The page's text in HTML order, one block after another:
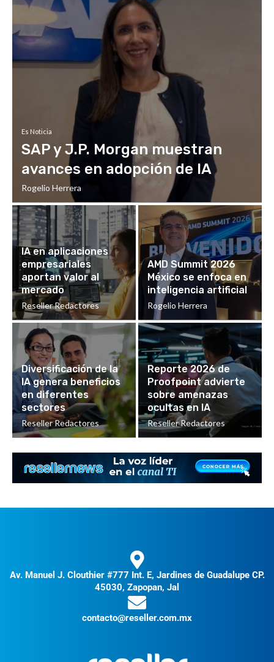
Es Noticia
SAP y J.P. Morgan muestran
avances en adopción de IA
Rogelio Herrera
IA en aplicaciones
empresariales
aportan valor al
mercado
Reseller Redactores
AMD Summit 2026
México se enfoca en
inteligencia artificial
Rogelio Herrera
Diversificación de la
IA genera beneficios
en diferentes
sectores
Reseller Redactores
Reporte 2026 de
Proofpoint advierte
sobre amenazas
ocultas en IA
Reseller Redactores
Av. Manuel J. Clouthier #777 Int. E, Jardines de Guadalupe CP.
45030, Zapopan, Jal
contacto@reseller.com.mx